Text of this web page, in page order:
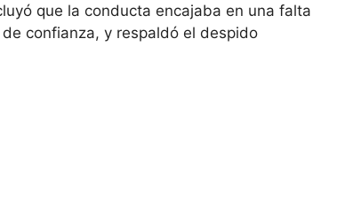
que la conducta encajaba en una falta
confianza, y respaldó el despido